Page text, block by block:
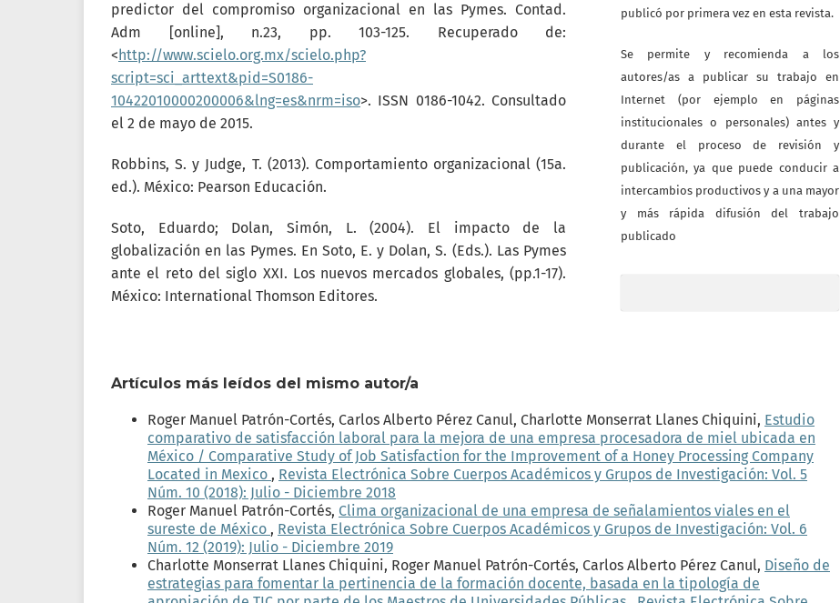
predictor del compromiso organizacional en las Pymes. Contad.
Adm [online], n.23, pp. 103-125. Recuperado de:
<http://www.scielo.org.mx/scielo.php?
script=sci_arttext&pid=S0186-
10422010000200006&lng=es&nrm=iso>. ISSN 0186-1042. Consultado
el 2 de mayo de 2015.
Robbins, S. y Judge, T. (2013). Comportamiento organizacional (15a.
ed.). México: Pearson Educación.
Soto, Eduardo; Dolan, Simón, L. (2004). El impacto de la
globalización en las Pymes. En Soto, E. y Dolan, S. (Eds.). Las Pymes
ante el reto del siglo XXI. Los nuevos mercados globales, (pp.1-17).
México: International Thomson Editores.
publicó por primera vez en esta revista.
Se permite y recomienda a los
autores/as a publicar su trabajo en
Internet (por ejemplo en páginas
institucionales o personales) antes y
durante el proceso de revisión y
publicación, ya que puede conducir a
intercambios productivos y a una mayor
y más rápida difusión del trabajo
publicado
Artículos más leídos del mismo autor/a
Roger Manuel Patrón-Cortés, Carlos Alberto Pérez Canul, Charlotte Monserrat Llanes Chiquini, Estudio
comparativo de satisfacción laboral para la mejora de una empresa procesadora de miel ubicada en
México / Comparative Study of Job Satisfaction for the Improvement of a Honey Processing Company
Located in Mexico , Revista Electrónica Sobre Cuerpos Académicos y Grupos de Investigación: Vol. 5
Núm. 10 (2018): Julio - Diciembre 2018
Roger Manuel Patrón-Cortés, Clima organizacional de una empresa de señalamientos viales en el
sureste de México , Revista Electrónica Sobre Cuerpos Académicos y Grupos de Investigación: Vol. 6
Núm. 12 (2019): Julio - Diciembre 2019
Charlotte Monserrat Llanes Chiquini, Roger Manuel Patrón-Cortés, Carlos Alberto Pérez Canul, Diseño de
estrategias para fomentar la pertinencia de la formación docente, basada en la tipología de